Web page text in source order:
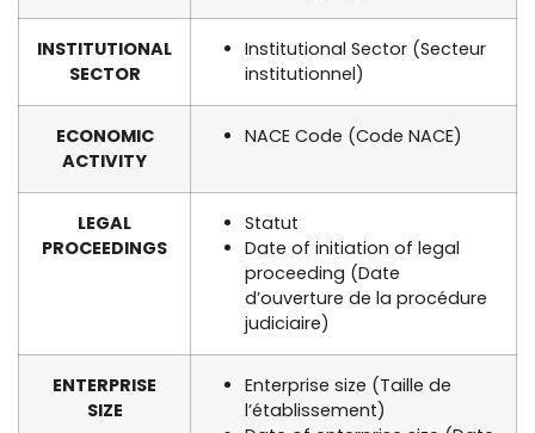
INSTITUTIONAL
SECTOR
Institutional Sector (Secteur
institutionnel)
ECONOMIC
ACTIVITY
NACE Code (Code NACE)
LEGAL
PROCEEDINGS
Statut
Date of initiation of legal
proceeding (Date
d’ouverture de la procédure
judiciaire)
ENTERPRISE
SIZE
Enterprise size (Taille de
l’établissement)